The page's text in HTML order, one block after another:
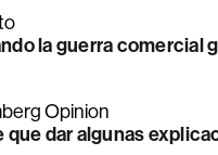
la guerra comercial
Opinion
que dar algunas